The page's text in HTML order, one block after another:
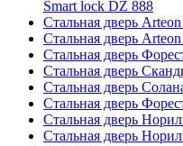
Smart lock DZ 888
Стальная дверь
Стальная дверь
Стальная дверь
Стальная дверь
Стальная дверь
Стальная дверь
Стальная дверь
Стальная дверь